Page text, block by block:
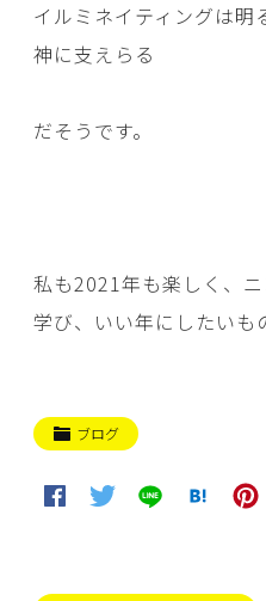
イルミネイティングは
神に支えらる
だそうです。
私も2021年も楽しく、
学び、いい年にしたいも
ブログ